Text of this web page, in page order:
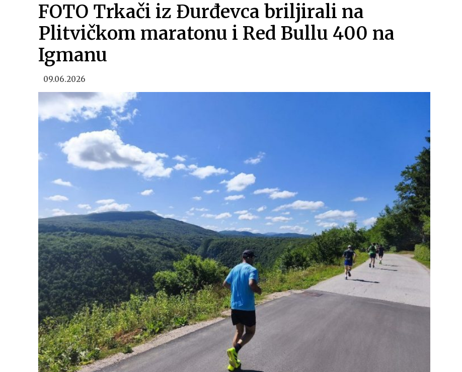
FOTO Trkači iz Đurđevca briljirali na
Plitvičkom maratonu i Red Bullu 400 na
Igmanu
09.06.2026